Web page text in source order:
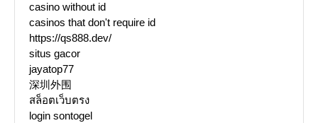
casino without id
casinos that don't require id
https://qs888.dev/
situs gacor
jayatop77
深圳外围
สล็อตเว็บตรง
login sontogel